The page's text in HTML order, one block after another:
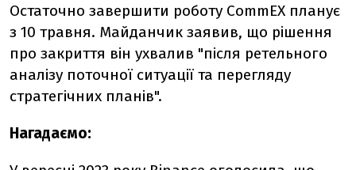
Остаточно завершити роботу CommEX планує
з 10 травня. Майданчик заявив, що рішення
про закриття він ухвалив "після ретельного
аналізу поточної ситуації та перегляду
стратегічних планів".
Нагадаємо: